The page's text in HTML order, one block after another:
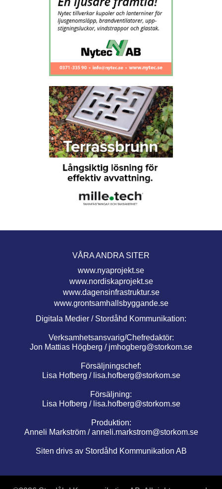
VÅRA ANDRA SITER
www.nyaprojekt.se
www.nordiskaprojekt.se
www.dagensinfrastruktur.se
www.grontsamhallsbyggande.se
Digitala Medier / Stordåhd Kommunikation:
Verksamhetsansvarig/Chefredaktör:
Jon Mattias Högberg / jmhogberg@storkom.se
Försäljningschef:
Lisa Hofberg / lisa.hofberg@storkom.se
Försäljning:
Lisa Hofberg / lisa.hofberg@storkom.se
Produktion:
Anneli Markström /anneli.markstrom@storkom.se
Siten drivs av Stordåhd Kommunikation AB